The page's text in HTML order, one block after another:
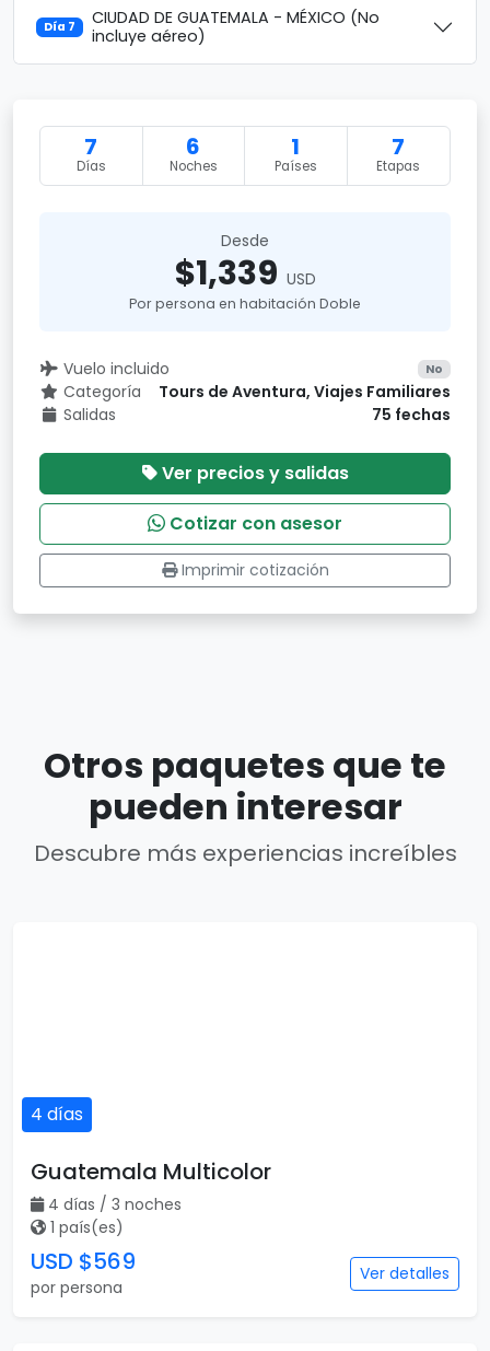
Día 7
CIUDAD DE GUATEMALA - MÉXICO (No
incluye aéreo)
7
Días
6
Noches
1
Países
7
Etapas
Desde
$1,339 USD
Por persona en habitación Doble
Vuelo incluido No
Categoría
Tours de Aventura, Viajes Familiares
Salidas
75 fechas
Ver precios y salidas
Cotizar con asesor
Imprimir cotización
Otros paquetes que te
pueden interesar
Descubre más experiencias increíbles
por persona
Costa Rica Full
5 días / 4 noches
1 país(es)
USD $589